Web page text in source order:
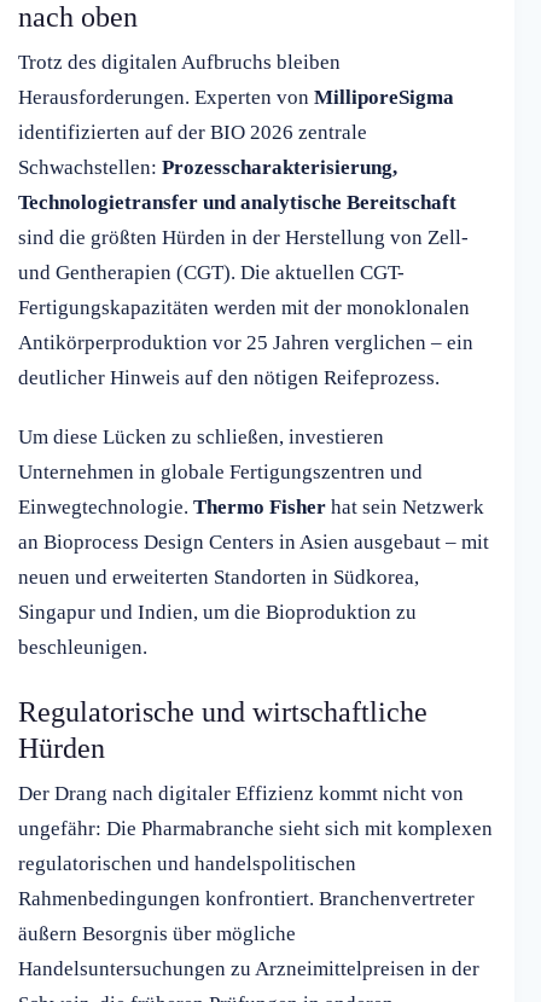
nach oben
Trotz des digitalen Aufbruchs bleiben
Herausforderungen. Experten von MilliporeSigma
identifizierten auf der BIO 2026 zentrale
Schwachstellen: Prozesscharakterisierung,
Technologietransfer und analytische Bereitschaft
sind die größten Hürden in der Herstellung von Zell-
und Gentherapien (CGT). Die aktuellen CGT-
Fertigungskapazitäten werden mit der monoklonalen
Antikörperproduktion vor 25 Jahren verglichen – ein
deutlicher Hinweis auf den nötigen Reifeprozess.
Um diese Lücken zu schließen, investieren
Unternehmen in globale Fertigungszentren und
Einwegtechnologie. Thermo Fisher hat sein Netzwerk
an Bioprocess Design Centers in Asien ausgebaut – mit
neuen und erweiterten Standorten in Südkorea,
Singapur und Indien, um die Bioproduktion zu
beschleunigen.
Regulatorische und wirtschaftliche
Hürden
Der Drang nach digitaler Effizienz kommt nicht von
ungefähr: Die Pharmabranche sieht sich mit komplexen
regulatorischen und handelspolitischen
Rahmenbedingungen konfrontiert. Branchenvertreter
äußern Besorgnis über mögliche
Handelsuntersuchungen zu Arzneimittelpreisen in der